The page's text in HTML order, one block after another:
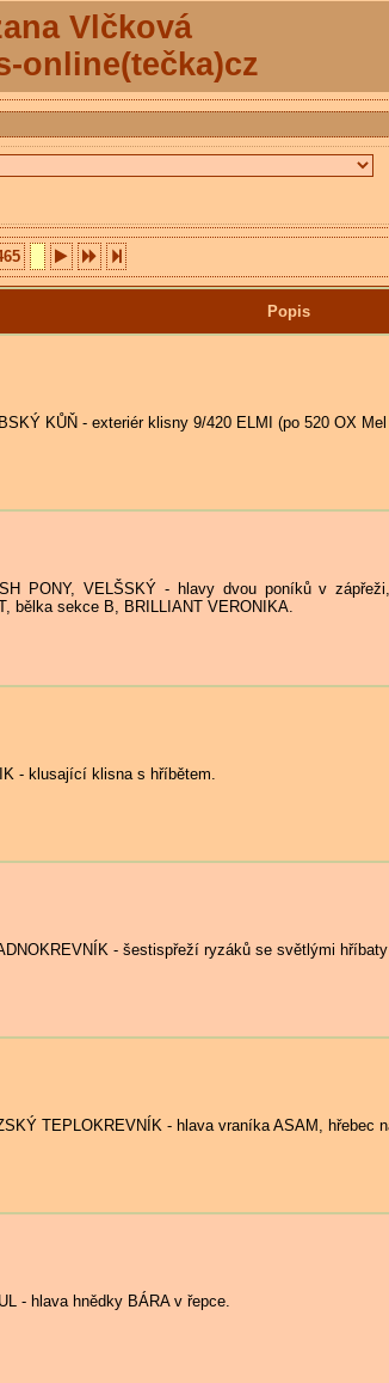
Vlčková
online(tečka)cz
Popis
KŮŇ - exteriér klisny 9/420 ELMI (po 520 OX Mel
PONY, VELŠSKÝ - hlavy dvou poníků v
bělka sekce B, BRILLIANT VERONIKA.
- klusající klisna s hříbětem.
- šestispřeží ryzáků se světlými hříbaty
TEPLOKREVNÍK - hlava vraníka ASAM, hřebec
- hlava hnědky BÁRA v řepce.